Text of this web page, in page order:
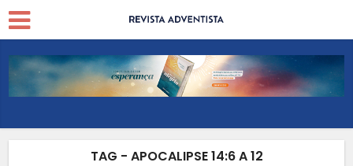
TAG - APOCALIPSE 14:6 A 12